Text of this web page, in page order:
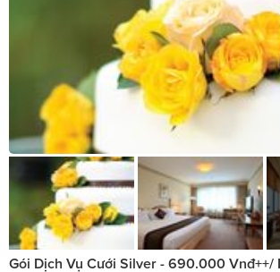
Gói Dịch Vụ Cưới Silver - 690.000 Vnđ++/